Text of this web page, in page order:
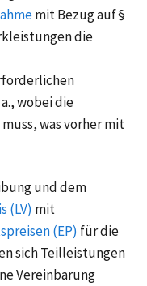
mit Bezug auf §
die
a., wobei die
was vorher mit
und dem
(LV) mit
(EP) für die
sich Teilleistungen
Vereinbarung